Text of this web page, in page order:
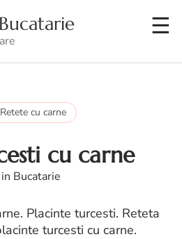
Retete cu carne
cu carne
Bucatarie
Placinte turcesti. Reteta
turcesti cu carne.